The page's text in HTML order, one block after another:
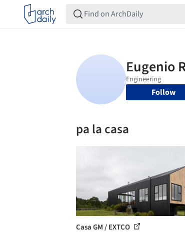
Follow
pa la casa
Casa GM / EXTCO